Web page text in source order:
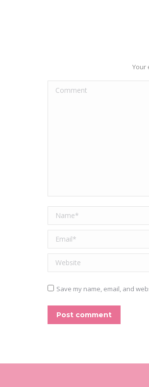
Your
Comment
Name *
Email *
Website
Save my name, email, and
Post comment